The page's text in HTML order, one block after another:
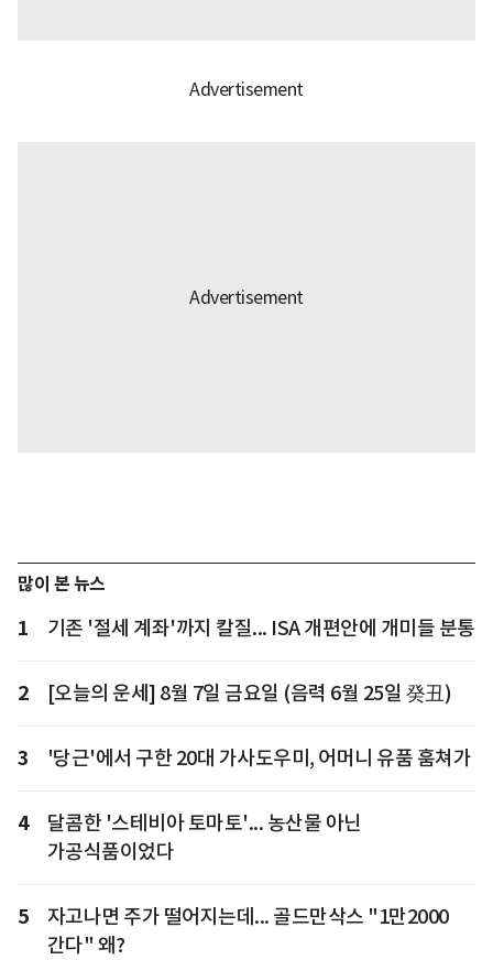
많이 본 뉴스
1 기존 '절세 계좌'까지 칼질... ISA 개편안에 개미들 분통
2 [오늘의 운세] 8월 7일 금요일 (음력 6월 25일 癸丑)
3 '당근'에서 구한 20대 가사도우미, 어머니 유품 훔쳐가
4
달콤한 '스테비아 토마토'... 농산물 아닌
가공식품이었다
5
자고나면 주가 떨어지는데... 골드만삭스 "1만2000
간다" 왜?